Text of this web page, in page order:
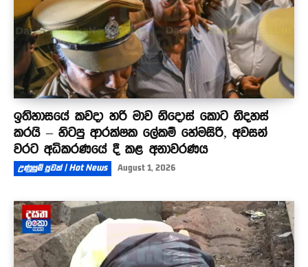
ඉතිහාසයේ කවදා හරි මාව නිදොස් කොට නිදහස්
කරයි – හිටපු ආරක්ෂක ලේකම් හේමසිරි, අවසන්
වරට අධිකරණයේ දී කළ අනාවරණය
උණුසුම් පුවත් | Hot News August 1, 2026